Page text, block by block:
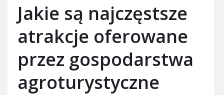
Jakie są najczęstsze
atrakcje oferowane
przez gospodarstwa
agroturystyczne